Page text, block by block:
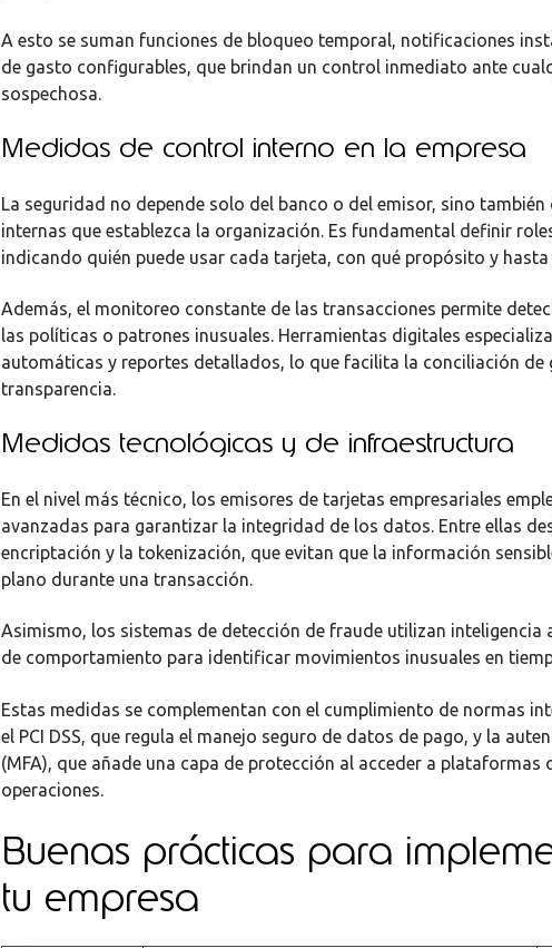
A esto se suman funciones de bloqueo temporal, notificaciones
de gasto configurables, que brindan un control inmediato ante
sospechosa.
Medidas de control interno en la empresa
La seguridad no depende solo del banco o del emisor, sino
internas que establezca la organización. Es fundamental definir
indicando quién puede usar cada tarjeta, con qué propósito y hasta
Además, el monitoreo constante de las transacciones permite
las políticas o patrones inusuales. Herramientas digitales
automáticas y reportes detallados, lo que facilita la conciliación de
transparencia.
Medidas tecnológicas y de infraestructura
En el nivel más técnico, los emisores de tarjetas empresariales
avanzadas para garantizar la integridad de los datos. Entre ellas
encriptación y la tokenización, que evitan que la información
plano durante una transacción.
Asimismo, los sistemas de detección de fraude utilizan inteligencia
de comportamiento para identificar movimientos inusuales en
Estas medidas se complementan con el cumplimiento de normas
el PCI DSS, que regula el manejo seguro de datos de pago, y la
(MFA), que añade una capa de protección al acceder a plataformas
operaciones.
Buenas prácticas para
tu empresa